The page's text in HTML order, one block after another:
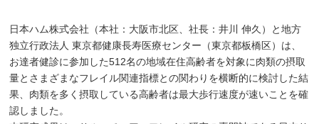
日本ハム株式会社（本社：大阪市北区、社長：井川 伸久）と地方
独立行政法人 東京都健康長寿医療センター（東京都板橋区）は、
お達者健診に参加した512名の地域在住高齢者を対象に肉類の摂取
量とさまざまなフレイル関連指標との関わりを横断的に検討した結
果、肉類を多く摂取している高齢者は最大歩行速度が速いことを確
認しました。